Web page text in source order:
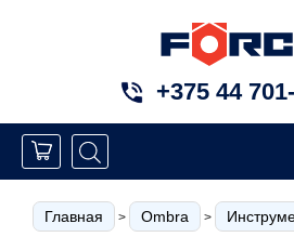
+375 44
Главная > Ombra >